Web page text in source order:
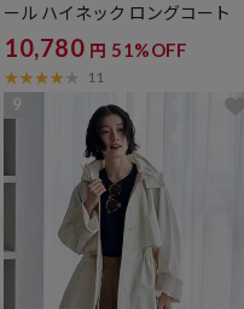
ール ハイネック ロングコート
10,780 円 51%OFF
11
9